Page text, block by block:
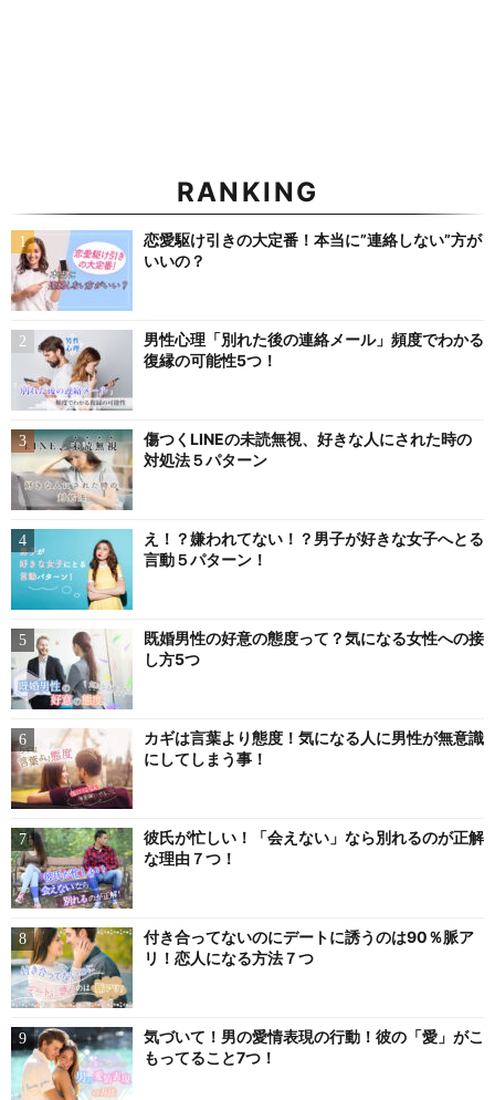
RANKING
恋愛駆け引きの大定番！本当に”連絡しない”方が
いいの？
男性心理「別れた後の連絡メール」頻度でわかる
復縁の可能性5つ！
傷つくLINEの未読無視、好きな人にされた時の
対処法５パターン
え！？嫌われてない！？男子が好きな女子へとる
言動５パターン！
既婚男性の好意の態度って？気になる女性への接
し方5つ
カギは言葉より態度！気になる人に男性が無意識
にしてしまう事！
彼氏が忙しい！「会えない」なら別れるのが正解
な理由７つ！
付き合ってないのにデートに誘うのは90％脈ア
リ！恋人になる方法７つ
気づいて！男の愛情表現の行動！彼の「愛」がこ
もってること7つ！